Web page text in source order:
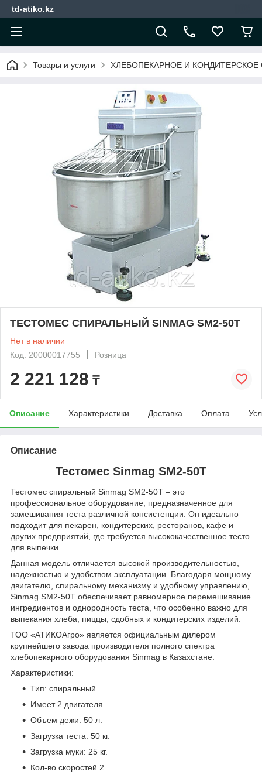
td-atiko.kz
Товары и услуги ХЛЕБОПЕКАРНОЕ И
ТЕСТОМЕС СПИРАЛЬНЫЙ SINMAG SM2-50T
Нет в наличии
Код: 20000017755
Розница
2 221 128 ₸
Описание Характеристики Доставка Оплата
Описание
Тестомес Sinmag SM2-50T
Тестомес спиральный Sinmag SM2-50T – это
профессиональное оборудование, предназначенное для
замешивания теста различной консистенции. Он идеально
подходит для пекарен, кондитерских, ресторанов, кафе и
других предприятий, где требуется высококачественное тесто
для выпечки.
Данная модель отличается высокой производительностью,
надежностью и удобством эксплуатации. Благодаря мощному
двигателю, спиральному механизму и удобному управлению,
Sinmag SM2-50T обеспечивает равномерное перемешивание
ингредиентов и однородность теста, что особенно важно для
выпекания хлеба, пиццы, сдобных и кондитерских изделий.
ТОО «АТИКОАгро» является официальным дилером
крупнейшего завода производителя полного спектра
хлебопекарного оборудования Sinmag в Казахстане.
Характеристики:
Тип: спиральный.
Имеет 2 двигателя.
Объем дежи: 50 л.
Загрузка теста: 50 кг.
Загрузка муки: 25 кг.
Кол-во скоростей 2.